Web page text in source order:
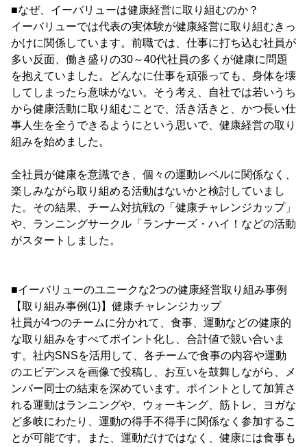
■なぜ、イーバリューは健康経営に取り組むのか？
イーバリューでは代表の実体験が健康経営に取り組むきっ
かけに関係しています。前職では、仕事に打ち込む社員が
多い反面、働き盛りの30～40代社員の多くが健康に問題
を抱えていました。どんなに仕事を頑張っても、身体を壊
してしまったら意味がない。そう考え、自社では若いうち
から健康活動に取り組むことで、活き活きと、かつ長い仕
事人生を全うできるようにという思いで、健康経営の取り
組みを始めました。
全社員が健康を意識でき、個々の運動レベルに関係なく、
楽しみながら取り組める活動はないかと検討していまし
た。その結果、チーム対抗戦の「健康チャレンジカップ」
や、ランニングサークル「ランナーズ・ハイ！などの活動
がスタートしました。
■イーバリューのユニークな2つの健康経営取り組み事例
【取り組み事例(1)】健康チャレンジカップ
社員が4つのチームに分かれて、食事、運動などの健康的
な取り組みをすべてポイント化し、合計値で競い合いま
す。社内SNSを活用して、各チームで食事の内容や運動
のエビデンスを画像で投稿し、お互いを鼓舞しながら、メ
ンバー同士の結束を深めています。ポイントとして加算さ
れる運動はランニングや、ウォーキング、筋トレ、ヨガな
ど多岐にわたり、運動の得手不得手に関係なく参加するこ
とが可能です。また、運動だけではなく、健康には食事も